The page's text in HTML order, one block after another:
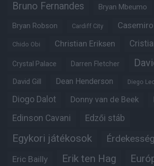
Bruno Fernandes Bryan Mbeumo
Bryan Robson Cardiff City Casemiro
Chido Obi Christian Eriksen
Crystal Palace Darren Fletcher
David Gill Dean Henderson Diego
Diogo Dalot Donny van de Beek
Edinson Cavani Edzői stáb
Egykori játékosok
Eric Bailly Erik ten Hag